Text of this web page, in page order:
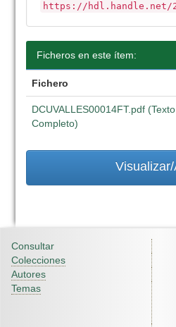
https://hdl.handle.net/
Ficheros en este ítem:
Fichero
DCUVALLES00014FT.pdf (Texto
Completo)
Consultar
Colecciones
Autores
Temas